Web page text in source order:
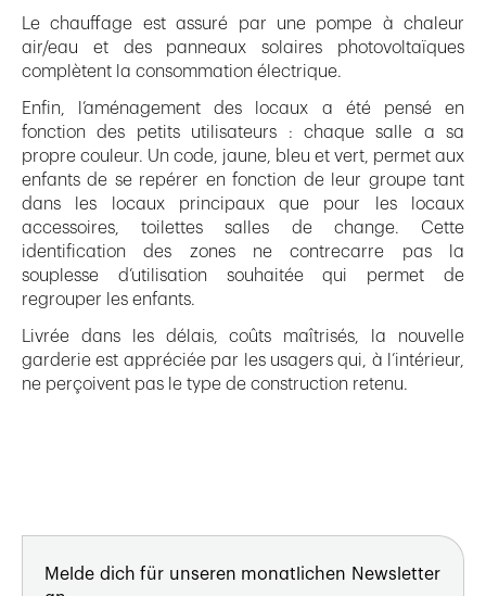
Le chauffage est assuré par une pompe à chaleur
air/eau et des panneaux solaires photovoltaïques
complètent la consommation électrique.
Enfin, l’aménagement des locaux a été pensé en
fonction des petits utilisateurs : chaque salle a sa
propre couleur. Un code, jaune, bleu et vert, permet aux
enfants de se repérer en fonction de leur groupe tant
dans les locaux principaux que pour les locaux
accessoires, toilettes salles de change. Cette
identification des zones ne contrecarre pas la
souplesse d’utilisation souhaitée qui permet de
regrouper les enfants.
Livrée dans les délais, coûts maîtrisés, la nouvelle
garderie est appréciée par les usagers qui, à l’intérieur,
ne perçoivent pas le type de construction retenu.
Melde dich für unseren monatlichen Newsletter